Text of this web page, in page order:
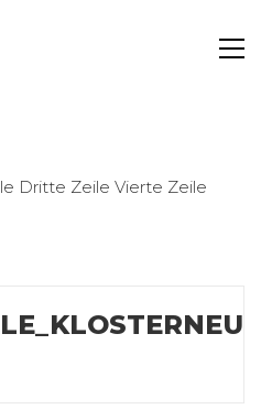
Dritte Zeile Vierte Zeile